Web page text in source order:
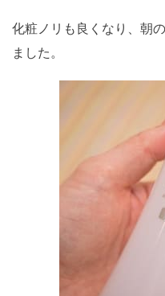
化粧ノリも良くなり、朝
ました。